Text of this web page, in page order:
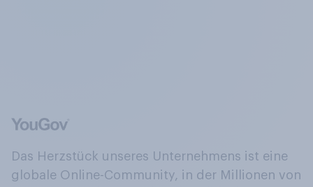
Das Herzstück unseres Unternehmens ist eine
globale Online-Community, in der Millionen von